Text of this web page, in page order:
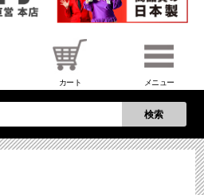
カート メニュー
検索